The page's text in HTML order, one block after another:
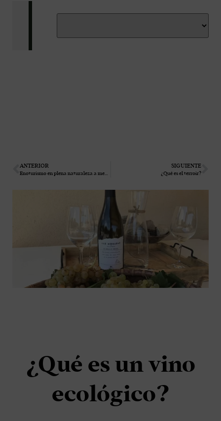
ANTERIOR
Enoturismo en plena naturaleza a menos de una hora de Madrid
SIGUIENTE
¿Qué es el terroir?
¿Qué es un vino
ecológico?